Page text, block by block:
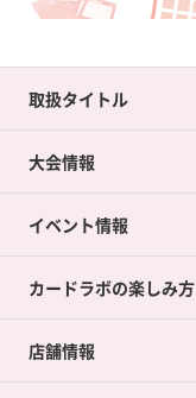
取扱タイトル
大会情報
イベント情報
カードラボの楽しみ方
店舗情報